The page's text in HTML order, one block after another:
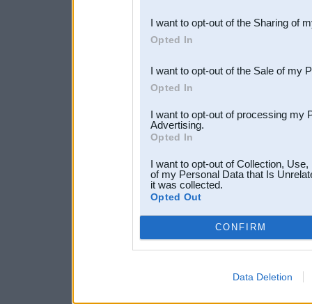
Downstream Participants
third parties.
I want to opt-out of the Sharing of
Opted In
I want to opt-out of the Sale of my
Opted In
I want to opt-out of processing my
Advertising.
Opted In
I want to opt-out of Collection,
of my Personal Data that Is
it was collected.
Opted Out
CONFIRM
Data Deletion